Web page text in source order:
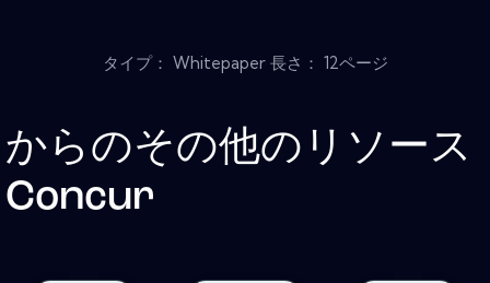
タイプ： Whitepaper 長さ： 12ページ
からのその他のリソース
Concur